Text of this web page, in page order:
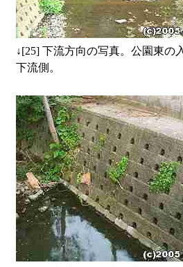
↓[25] 下流方向の写真。公園東の
下流側。